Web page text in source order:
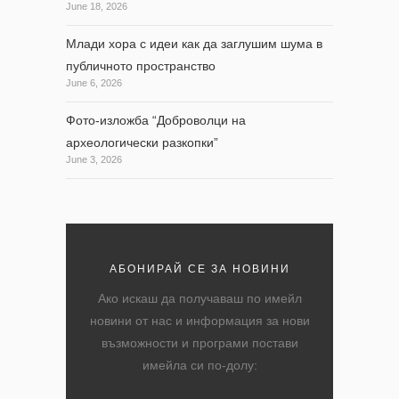
June 18, 2026
Млади хора с идеи как да заглушим шума в
публичното пространство
June 6, 2026
Фото-изложба “Доброволци на
археологически разкопки”
June 3, 2026
АБОНИРАЙ СЕ ЗА НОВИНИ
Ако искаш да получаваш по имейл
новини от нас и информация за нови
възможности и програми постави
имейла си по-долу: